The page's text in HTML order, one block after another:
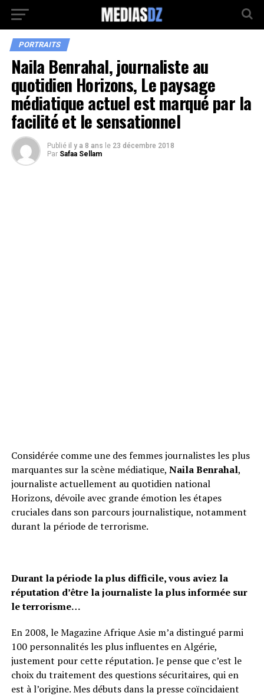
PORTRAITS
Naila Benrahal, journaliste au
quotidien Horizons, Le paysage
médiatique actuel est marqué par la
facilité et le sensationnel
Publié il y a 8 ans le 23 décembre 2018
Par Safaa Sellam
Considérée comme une des femmes journalistes les plus
marquantes sur la scène médiatique, Naila Benrahal,
journaliste actuellement au quotidien national
Horizons, dévoile avec grande émotion les étapes
cruciales dans son parcours journalistique, notamment
durant la période de terrorisme.
Durant la période la plus difficile, vous aviez la
réputation d’être la journaliste la plus informée sur
le terrorisme…
En 2008, le Magazine Afrique Asie m’a distingué parmi
100 personnalités les plus influentes en Algérie,
justement pour cette réputation. Je pense que c’est le
choix du traitement des questions sécuritaires, qui en
est à l’origine. Mes débuts dans la presse coïncidaient